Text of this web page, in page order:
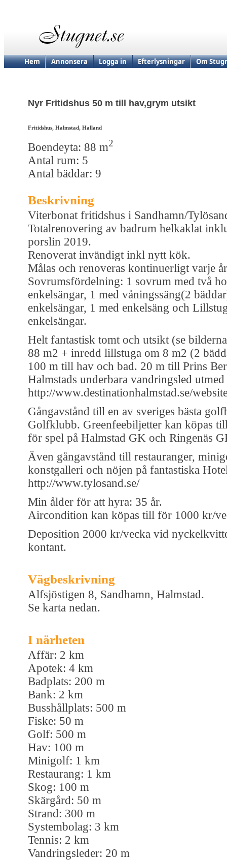
Hem Annonsera Logga in Efterlysningar Om
Nyr Fritidshus 50 m till hav,grym utsikt
Fritidshus, Halmstad, Halland
Boendeyta: 88 m2
Antal rum: 5
Antal bäddar: 9
Beskrivning
Viterbonat fritidshus i Sandhamn/
Totalrenovering av badrum helkaklat
porslin 2019.
Renoverat invändigt inkl nytt kök.
Målas och renoveras kontinuerligt varje
Sovrumsfördelning: 1 sovrum med två
enkelsängar, 1 med våningssäng(2
enkelsängar, 1 med enkelsäng och
enkelsängar.
Helt fantastisk tomt och utsikt (se
88 m2 + inredd lillstuga om 8 m2 (2
100 m till hav och bad. 20 m till Prins
Halmstads underbara vandringsled utmed
http://www.destinationhalmstad.se/
Gångavstånd till en av sveriges bästa
Golfklubb. Greenfeebiljetter kan köpas
för spel på Halmstad GK och Ringenäs
Även gångavstånd till restauranger,
konstgalleri och nöjen på fantastiska
http://www.tylosand.se/
Min ålder för att hyra: 35 år.
Aircondition kan köpas till för 1000 kr/
Deposition 2000 kr/vecka vid
kontant.
Vägbeskrivning
Alfsjöstigen 8, Sandhamn, Halmstad.
Se karta nedan.
I närheten
Affär: 2 km
Apotek: 4 km
Badplats: 200 m
Bank: 2 km
Busshållplats: 500 m
Fiske: 50 m
Golf: 500 m
Hav: 100 m
Minigolf: 1 km
Restaurang: 1 km
Skog: 100 m
Skärgård: 50 m
Strand: 300 m
Systembolag: 3 km
Tennis: 2 km
Vandringsleder: 20 m